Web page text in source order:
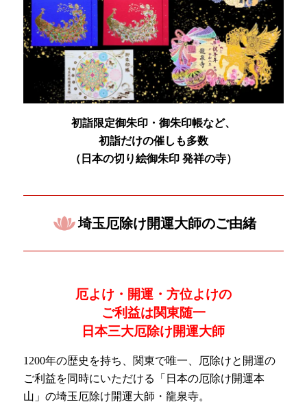
初詣限定御朱印・御朱印帳など、
初詣だけの催しも多数
（日本の切り絵御朱印 発祥の寺）
埼玉厄除け開運大師のご由緒
厄よけ・開運・方位よけの
ご利益は関東随一
日本三大厄除け開運大師
1200年の歴史を持ち、関東で唯一、厄除けと開運の
ご利益を同時にいただける「日本の厄除け開運本
山」の埼玉厄除け開運大師・龍泉寺。